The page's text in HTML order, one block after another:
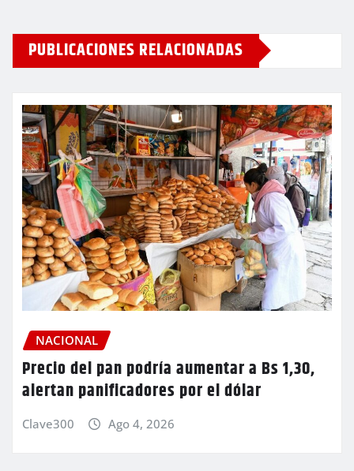
PUBLICACIONES RELACIONADAS
NACIONAL
Precio del pan podría aumentar a Bs 1,30,
alertan panificadores por el dólar
Clave300 Ago 4, 2026